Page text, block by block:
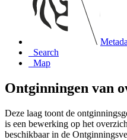
Search
Map
Ontginningen van
Deze laag toont de
is een bewerking op het
beschikbaar in de